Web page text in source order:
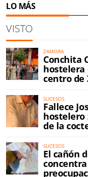
LO MÁS
VISTO
ZAMORA
Conchita
hostelera
centro de
SUCESOS
Fallece
hostelero
de la
SUCESOS
El cañón